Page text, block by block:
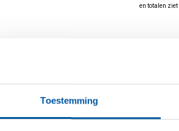
Toestemming
en totalen ziet
Bruto prijslijst